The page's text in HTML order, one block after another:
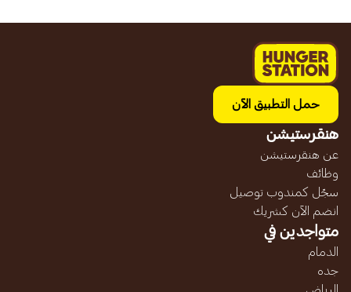
حمل التطبيق الآن
هنقرستيشن
عن هنقرستيشن
وظائف
سجّل كمندوب توصيل
انضم الآن كشريك
متواجدين في
الدمام
جده